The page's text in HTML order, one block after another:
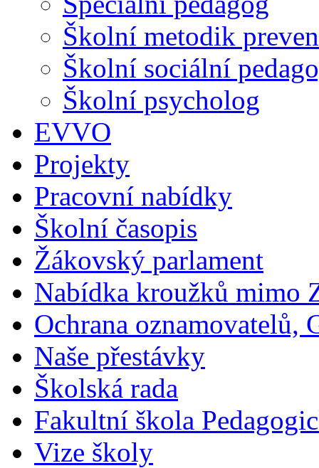
Školní metodik
Školní sociální
Školní psycholog
EVVO
Projekty
Pracovní nabídky
Školní časopis
Žákovský parlament
Nabídka kroužků mimo
Ochrana oznamovatelů,
Naše přestávky
Školská rada
Fakultní škola
Vize školy